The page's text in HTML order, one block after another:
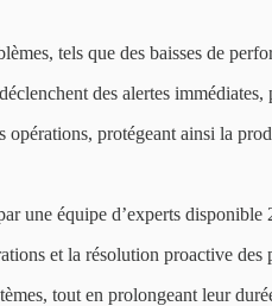
tels que des baisses de
des alertes
protégeant ainsi la
une équipe d’experts disponible
et la résolution proactive
tout en prolongeant leur